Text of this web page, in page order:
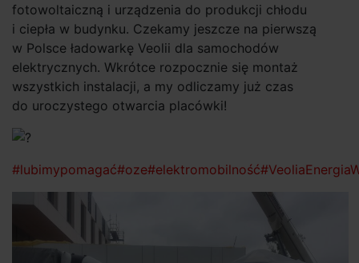
fotowoltaiczną i urządzenia do produkcji chłodu
i ciepła w budynku. Czekamy jeszcze na pierwszą
w Polsce ładowarkę Veolii dla samochodów
elektrycznych. Wkrótce rozpocznie się montaż
wszystkich instalacji, a my odliczamy już czas
do uroczystego otwarcia placówki!
#lubimypomagać#oze#elektromobilność